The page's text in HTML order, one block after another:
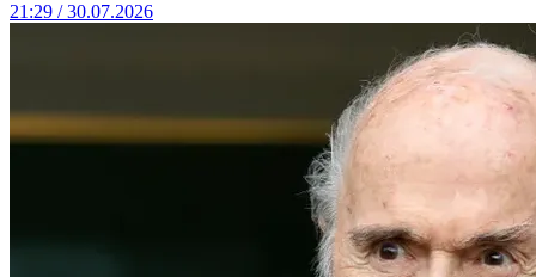
21:29 / 30.07.2026